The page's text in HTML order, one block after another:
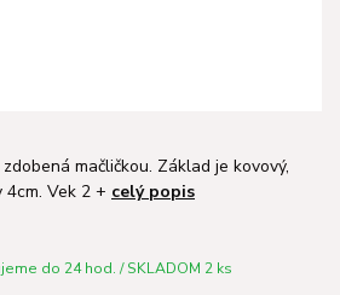
mačličkou. Základ je kovový,
Vek 2 + celý popis
do 24 hod. / SKLADOM 2 ks